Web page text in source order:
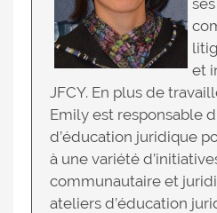
et
JFCY. En plus de
Emily est responsable
d’éducation juridique
à une variété
communautaire et
ateliers d’éducation